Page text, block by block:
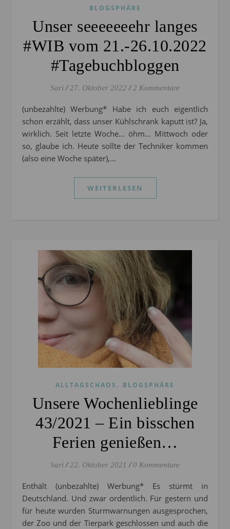
BLOGSPHÄRE
Unser seeeeeeehr langes
#WIB vom 21.-26.10.2022
#Tagebuchbloggen
Sari / 27. Oktober 2022 / 2 Kommentare
(unbezahlte) Werbung* Habe ich euch eigentlich
schon erzählt, dass unser Kühlschrank kaputt ist? Ja,
wirklich. Seit letzte Woche… öhm… Mittwoch oder
so, glaube ich. Heute sollte der Techniker kommen
(also eine Woche später),…
WEITERLESEN
ALLTAGSCHAOS , BLOGSPHÄRE
Unsere Wochenlieblinge
43/2021 – Ein bisschen
Ferien genießen…
Sari / 22. Oktober 2021 / 0 Kommentare
Enthält (unbezahlte) Werbung* Es stürmt in
Deutschland. Und zwar ordentlich. Für gestern und
für heute wurden Sturmwarnungen ausgesprochen,
der Zoo und der Tierpark geschlossen und auch die